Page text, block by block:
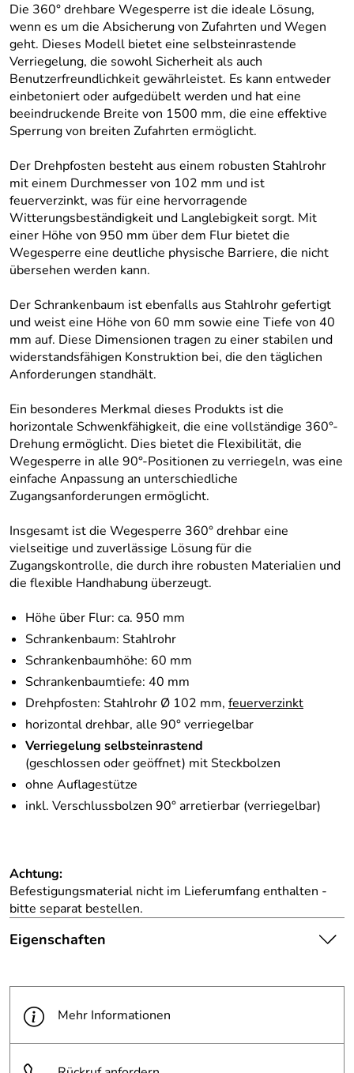
Die 360° drehbare Wegesperre ist die ideale Lösung,
wenn es um die Absicherung von Zufahrten und Wegen
geht. Dieses Modell bietet eine selbsteinrastende
Verriegelung, die sowohl Sicherheit als auch
Benutzerfreundlichkeit gewährleistet. Es kann entweder
einbetoniert oder aufgedübelt werden und hat eine
beeindruckende Breite von 1500 mm, die eine effektive
Sperrung von breiten Zufahrten ermöglicht.
Der Drehpfosten besteht aus einem robusten Stahlrohr
mit einem Durchmesser von 102 mm und ist
feuerverzinkt, was für eine hervorragende
Witterungsbeständigkeit und Langlebigkeit sorgt. Mit
einer Höhe von 950 mm über dem Flur bietet die
Wegesperre eine deutliche physische Barriere, die nicht
übersehen werden kann.
Der Schrankenbaum ist ebenfalls aus Stahlrohr gefertigt
und weist eine Höhe von 60 mm sowie eine Tiefe von 40
mm auf. Diese Dimensionen tragen zu einer stabilen und
widerstandsfähigen Konstruktion bei, die den täglichen
Anforderungen standhält.
Ein besonderes Merkmal dieses Produkts ist die
horizontale Schwenkfähigkeit, die eine vollständige 360°-
Drehung ermöglicht. Dies bietet die Flexibilität, die
Wegesperre in alle 90°-Positionen zu verriegeln, was eine
einfache Anpassung an unterschiedliche
Zugangsanforderungen ermöglicht.
Insgesamt ist die Wegesperre 360° drehbar eine
vielseitige und zuverlässige Lösung für die
Zugangskontrolle, die durch ihre robusten Materialien und
die flexible Handhabung überzeugt.
Höhe über Flur: ca. 950 mm
Schrankenbaum: Stahlrohr
Schrankenbaumhöhe: 60 mm
Schrankenbaumtiefe: 40 mm
Drehpfosten: Stahlrohr Ø 102 mm, feuerverzinkt
horizontal drehbar, alle 90° verriegelbar
Verriegelung selbsteinrastend
(geschlossen oder geöffnet) mit Steckbolzen
ohne Auflagestütze
inkl. Verschlussbolzen 90° arretierbar (verriegelbar)
Achtung:
Befestigungsmaterial nicht im Lieferumfang enthalten -
bitte separat bestellen.
Eigenschaften
Hinweis
Produktbilder:
stellt keine verbindliche
beachten Sie die
Textbeschreibung.
Mehr Informationen